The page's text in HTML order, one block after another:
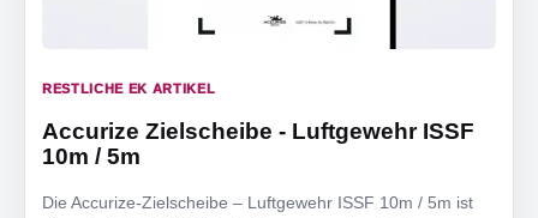
RESTLICHE EK ARTIKEL
Accurize Zielscheibe - Luftgewehr ISSF
10m / 5m
Die Accurize-Zielscheibe – Luftgewehr ISSF 10m / 5m ist